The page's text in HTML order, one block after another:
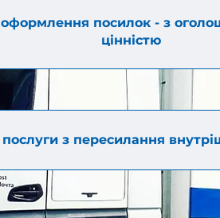
оформлення посилок - з
цінністю
послуги з пересилання